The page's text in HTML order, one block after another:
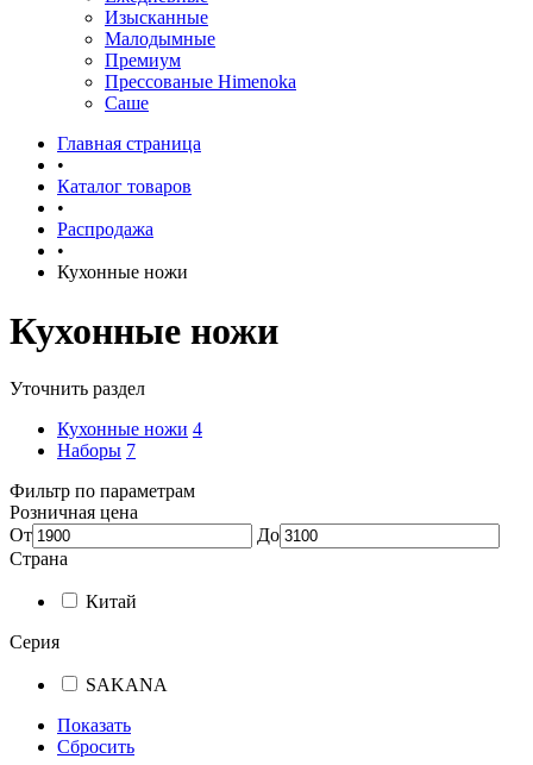
Изысканные
Малодымные
Премиум
Прессованые Himenoka
Саше
Главная страница
•
Каталог товаров
•
Распродажа
•
Кухонные ножи
Кухонные ножи
Уточнить раздел
Кухонные ножи 4
Наборы 7
Фильтр по параметрам
Розничная цена
От
До
Страна
Китай
Серия
SAKANA
Показать
Сбросить